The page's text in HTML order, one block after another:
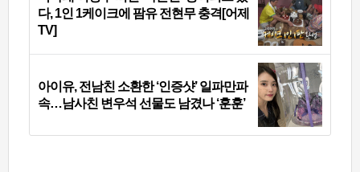
다, 1인 1케이크에 팜유 전현무 충격[어제
TV]
아이유, 전남친 소환한 ‘인증샷’ 일파만파
속…남사친 변우석 선물도 남겼나 ‘훈훈’